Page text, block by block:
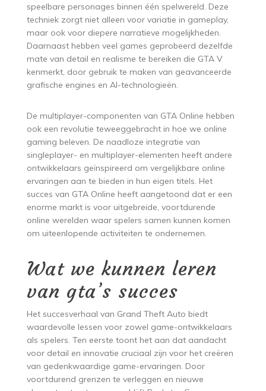
speelbare personages binnen één spelwereld. Deze
techniek zorgt niet alleen voor variatie in gameplay,
maar ook voor diepere narratieve mogelijkheden.
Daarnaast hebben veel games geprobeerd dezelfde
mate van detail en realisme te bereiken die GTA V
kenmerkt, door gebruik te maken van geavanceerde
grafische engines en AI-technologieën.
De multiplayer-componenten van GTA Online hebben
ook een revolutie teweeggebracht in hoe we online
gaming beleven. De naadloze integratie van
singleplayer- en multiplayer-elementen heeft andere
ontwikkelaars geïnspireerd om vergelijkbare online
ervaringen aan te bieden in hun eigen titels. Het
succes van GTA Online heeft aangetoond dat er een
enorme markt is voor uitgebreide, voortdurende
online werelden waar spelers samen kunnen komen
om uiteenlopende activiteiten te ondernemen.
Wat we kunnen leren
van gta’s succes
Het succesverhaal van Grand Theft Auto biedt
waardevolle lessen voor zowel game-ontwikkelaars
als spelers. Ten eerste toont het aan dat aandacht
voor detail en innovatie cruciaal zijn voor het creëren
van gedenkwaardige game-ervaringen. Door
voortdurend grenzen te verleggen en nieuwe